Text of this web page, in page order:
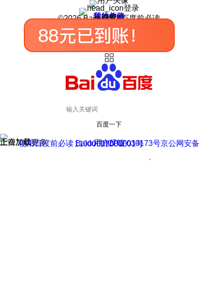
登录
我的关注
我的收藏
皮肤中心
用户反馈
设置
©2026 Baidu 使用百度前必读
百度一下
正在加载
上滑加载更多 用户反馈
使用百度前必读 Baidu 京ICP证030173号
京公网安备11000002000001号